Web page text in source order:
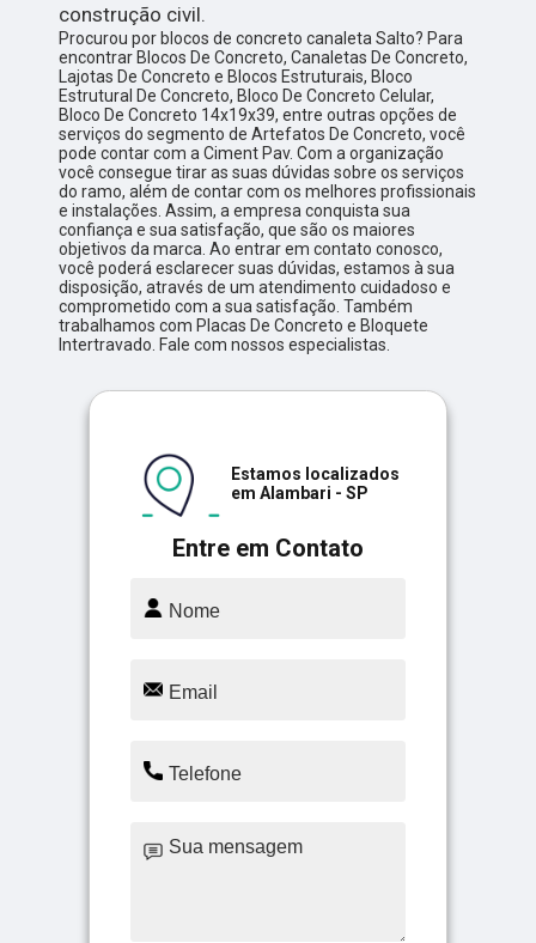
construção civil.
Procurou por blocos de concreto canaleta Salto? Para
encontrar Blocos De Concreto, Canaletas De Concreto,
Lajotas De Concreto e Blocos Estruturais, Bloco
Estrutural De Concreto, Bloco De Concreto Celular,
Bloco De Concreto 14x19x39, entre outras opções de
serviços do segmento de Artefatos De Concreto, você
pode contar com a Ciment Pav. Com a organização
você consegue tirar as suas dúvidas sobre os serviços
do ramo, além de contar com os melhores profissionais
e instalações. Assim, a empresa conquista sua
confiança e sua satisfação, que são os maiores
objetivos da marca. Ao entrar em contato conosco,
você poderá esclarecer suas dúvidas, estamos à sua
disposição, através de um atendimento cuidadoso e
comprometido com a sua satisfação. Também
trabalhamos com Placas De Concreto e Bloquete
Intertravado. Fale com nossos especialistas.
Entre em Contato
Estamos localizados
em Alambari - SP